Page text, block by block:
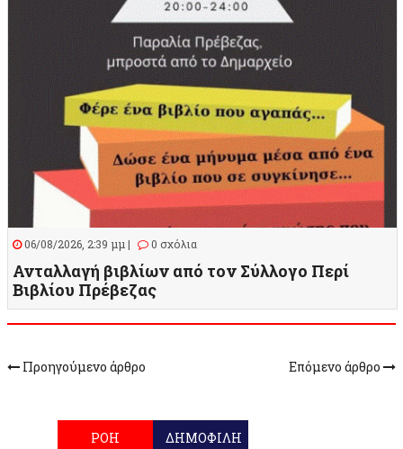
06/08/2026, 2:39 μμ | 0 σχόλια
Ανταλλαγή βιβλίων από τον Σύλλογο Περί
Βιβλίου Πρέβεζας
Προηγούμενο άρθρο Επόμενο άρθρο
ΡΟΗ ΔΗΜΟΦΙΛΗ